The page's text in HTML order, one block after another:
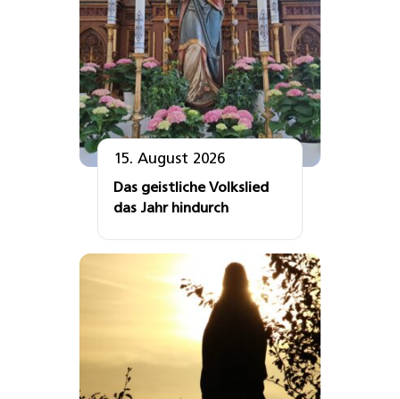
15. August 2026
Das geistliche Volkslied
das Jahr hindurch